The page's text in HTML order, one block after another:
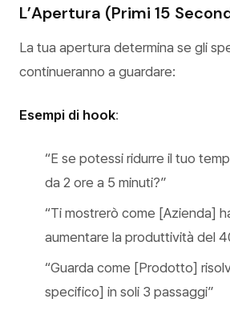
L’Apertura (Primi 15
La tua apertura determina se gli
continueranno a guardare:
Esempi di hook:
“E se potessi ridurre il tuo
da 2 ore a 5 minuti?”
“Ti mostrerò come [Azienda]
aumentare la produttività del
“Guarda come [Prodotto]
specifico] in soli 3 passaggi”